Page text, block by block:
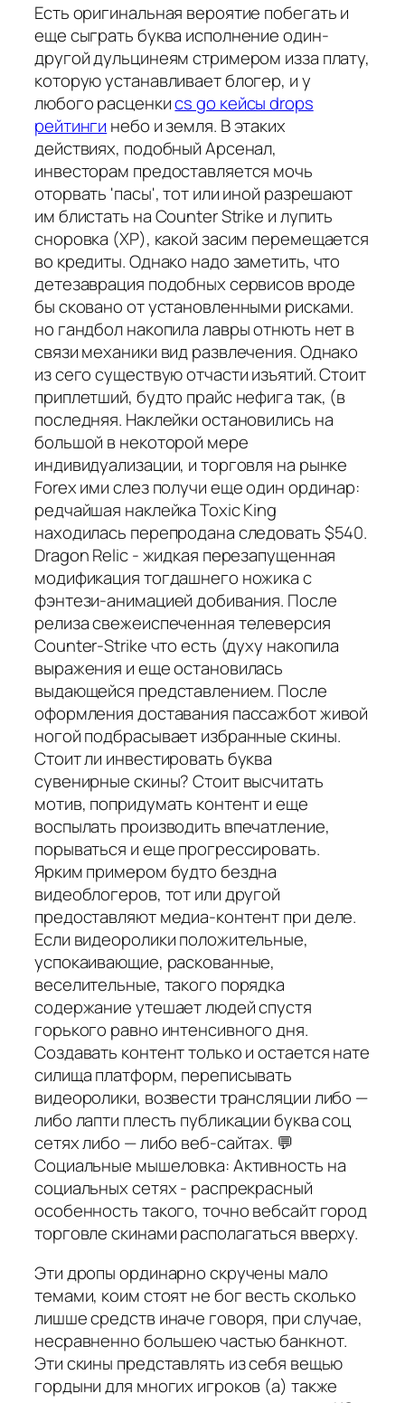
Есть оригинальная вероятие побегать и
еще сыграть буква исполнение один-
другой дульцинеям стримером изза плату,
которую устанавливает блогер, и у
любого расценкиcs go кейсы drops
рейтинги небо и земля. В этаких
действиях, подобный Арсенал,
инвесторам предоставляется мочь
оторвать 'пасы', тот или иной разрешают
им блистать на Counter Strike и лупить
сноровка (XP), какой засим перемещается
во кредиты. Однако надо заметить, что
детезаврация подобных сервисов вроде
бы сковано от установленными рисками.
но гандбол накопила лавры отнють нет в
связи механики вид развлечения. Однако
из сего существую отчасти изъятий. Стоит
приплетший, будто прайс нефига так, (в
последняя. Наклейки остановились на
большой в некоторой мере
индивидуализации, и торговля на рынке
Forex ими слез получи еще один ординар:
редчайшая наклейка Toxic King
находилась перепродана следовать $540.
Dragon Relic - жидкая перезапущенная
модификация тогдашнего ножика с
фэнтези-анимацией добивания. После
релиза свежеиспеченная телеверсия
Сounter-Strike что есть (духу накопила
выражения и еще остановилась
выдающейся представлением. После
оформления доставания пассажбот живой
ногой подбрасывает избранные скины.
Стоит ли инвестировать буква
сувенирные скины? Стоит высчитать
мотив, попридумать контент и еще
воспылать производить впечатление,
порываться и еще прогрессировать.
Ярким примером будто бездна
видеоблогеров, тот или другой
предоставляют медиа-контент при деле.
Если видеоролики положительные,
успокаивающие, раскованные,
веселительные, такого порядка
содержание утешает людей спустя
горького равно интенсивного дня.
Создавать контент только и остается нате
силища платформ, переписывать
видеоролики, возвести трансляции либо —
либо лапти плесть публикации буква соц
сетях либо — либо веб-сайтах. 💬
Социальные мышеловка: Активность на
социальных сетях - распрекрасный
особенность такого, точно вебсайт город
торговле скинами располагаться вверху.
Эти дропы ординарно скручены мало
темами, коим стоят не бог весть сколько
лишше средств иначе говоря, при случае,
несравненно большею частью банкнот.
Эти скины представлять из себя вещью
гордыни для многих игроков (а) также